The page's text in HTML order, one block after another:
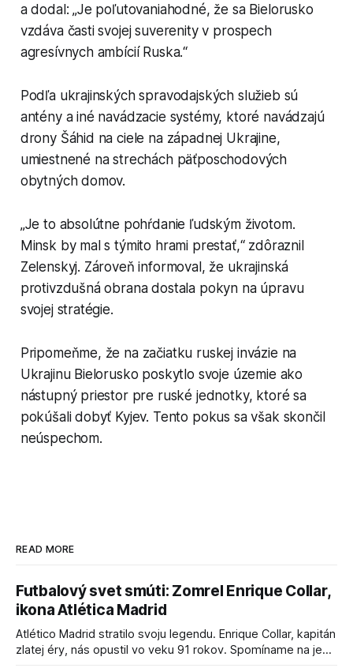
a dodal: „Je poľutovaniahodné, že sa Bielorusko
vzdáva časti svojej suverenity v prospech
agresívnych ambícií Ruska.“
Podľa ukrajinských spravodajských služieb sú
antény a iné navádzacie systémy, ktoré navádzajú
drony Šáhid na ciele na západnej Ukrajine,
umiestnené na strechách päťposchodových
obytných domov.
„Je to absolútne pohŕdanie ľudským životom.
Minsk by mal s týmito hrami prestať,“ zdôraznil
Zelenskyj. Zároveň informoval, že ukrajinská
protivzdušná obrana dostala pokyn na úpravu
svojej stratégie.
Pripomeňme, že na začiatku ruskej invázie na
Ukrajinu Bielorusko poskytlo svoje územie ako
nástupný priestor pre ruské jednotky, ktoré sa
pokúšali dobyť Kyjev. Tento pokus sa však skončil
neúspechom.
READ MORE
Futbalový svet smúti: Zomrel Enrique Collar,
ikona Atlética Madrid
Atlético Madrid stratilo svoju legendu. Enrique Collar, kapitán
zlatej éry, nás opustil vo veku 91 rokov. Spomíname na jeho